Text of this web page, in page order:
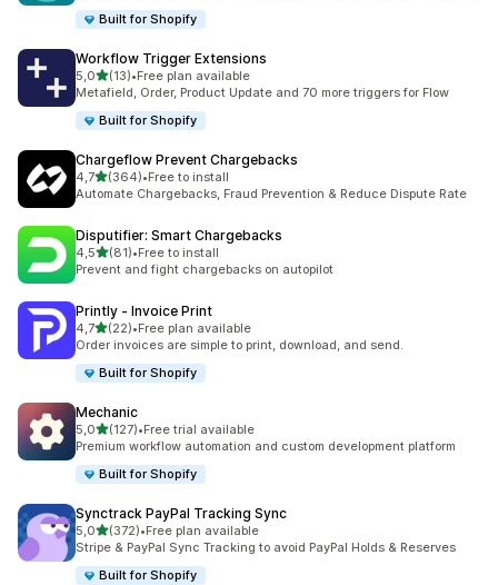
Built for Shopify
Workflow Trigger Extensions
5,0na 5 gwiazdek
(13)
Łączna liczba recenzji: 13
•Free plan available
Metafield, Order, Product Update and 70 more triggers for Flow
Built for Shopify
Chargeflow Prevent Chargebacks
4,7na 5 gwiazdek
(364)
Łączna liczba recenzji: 364
•Free to install
Automate Chargebacks, Fraud Prevention & Reduce Dispute Rate
Disputifier: Smart Chargebacks
4,5na 5 gwiazdek
(81)
Łączna liczba recenzji: 81
•Free to install
Prevent and fight chargebacks on autopilot
Printly ‑ Invoice Print
4,7na 5 gwiazdek
(22)
Łączna liczba recenzji: 22
•Free plan available
Order invoices are simple to print, download, and send.
Built for Shopify
Mechanic
5,0na 5 gwiazdek
(127)
Łączna liczba recenzji: 127
•Free trial available
Premium workflow automation and custom development platform
Built for Shopify
Synctrack PayPal Tracking Sync
5,0na 5 gwiazdek
(372)
Łączna liczba recenzji: 372
•Free plan available
Stripe & PayPal Sync Tracking to avoid PayPal Holds & Reserves
Built for Shopify